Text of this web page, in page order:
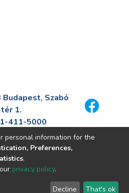
Budapest, Szabó
tér 1.
411-5000
fszek.hu
personal information for the
Preferences,
.
privacy policy.
Decline That's ok